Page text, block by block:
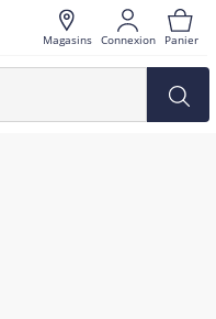
Magasins Connexion Panier